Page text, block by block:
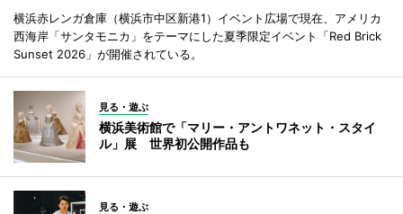
横浜赤レンガ倉庫（横浜市中区新港1）イベント広場で現在、アメリカ
西海岸「サンタモニカ」をテーマにした夏季限定イベント「Red Brick
Sunset 2026」が開催されている。
見る・遊ぶ
横浜美術館で「マリー・アントワネット・スタイ
ル」展 世界初公開作品も
見る・遊ぶ